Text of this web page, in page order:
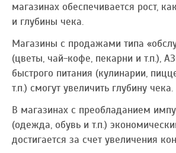
магазинах обеспечивается рост,
и глубины чека.
Магазины с продажами типа
(цветы, чай-кофе, пекарни и т.п.),
быстрого питания (кулинарии,
т.п.) смогут увеличить глубину чека.
В магазинах с преобладанием
(одежда, обувь и т.п.)
достигается за счет увеличения